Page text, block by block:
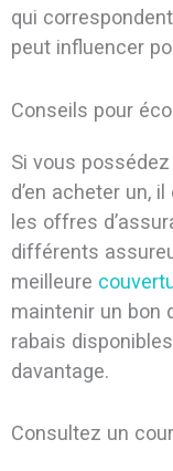
qui
peut influencer
Conseils pour
Si vous
d’en acheter un,
les offres
différents
meilleure
maintenir un bon
rabais
davantage.
Consultez un